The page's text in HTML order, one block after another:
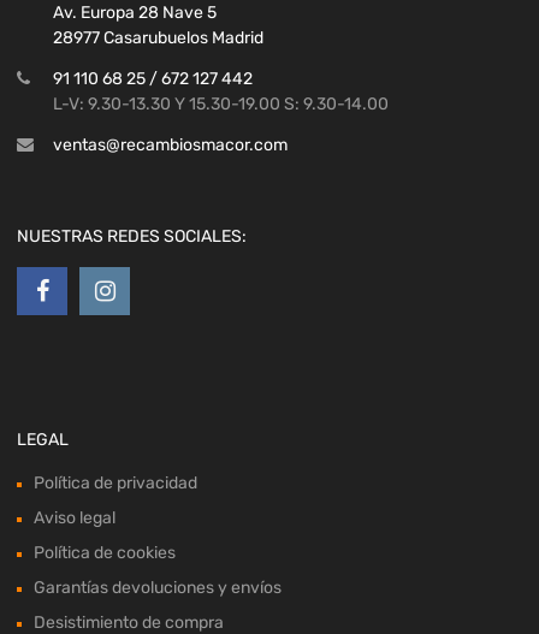
Av. Europa 28 Nave 5
28977 Casarubuelos Madrid
91 110 68 25 / 672 127 442
L-V: 9.30-13.30 Y 15.30-19.00 S: 9.30-14.00
ventas@recambiosmacor.com
NUESTRAS REDES SOCIALES:
LEGAL
Política de privacidad
Aviso legal
Política de cookies
Garantías devoluciones y envíos
Desistimiento de compra